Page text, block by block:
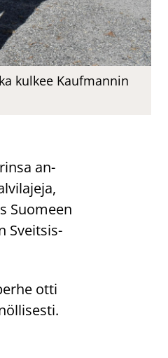
kulkee Kaufmannin
an­
Suo­meen
Sveit­sis­
otti